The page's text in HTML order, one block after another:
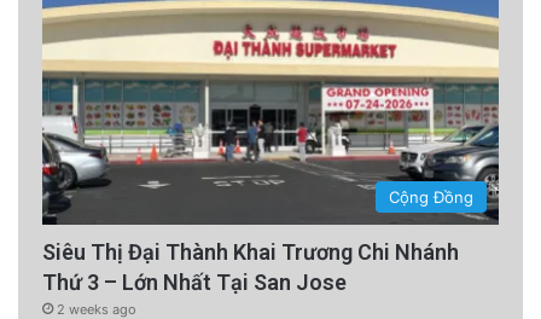
Cộng Đồng
Siêu Thị Đại Thành Khai Trương Chi Nhánh
Thứ 3 – Lớn Nhất Tại San Jose
2 weeks ago